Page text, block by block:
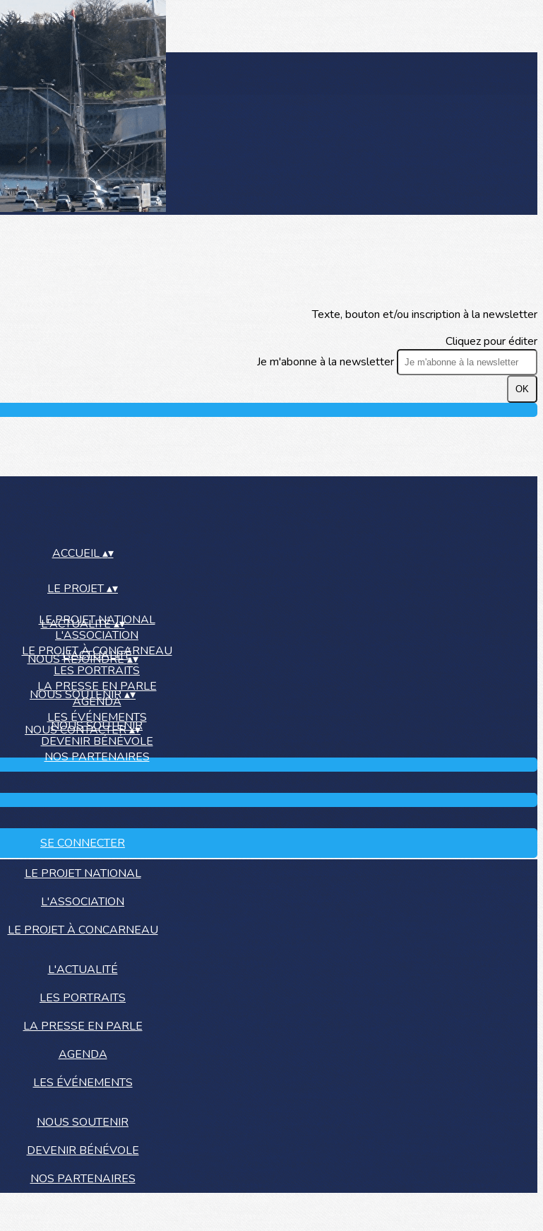
Texte, bouton et/ou inscription à la newsletter
Cliquez pour éditer
Je m'abonne à la newsletter
OK
ACCUEIL▴▾
LE PROJET▴▾
LE PROJET NATIONAL
L'ASSOCIATION
LE PROJET À CONCARNEAU
L'ACTUALITÉ▴▾
L'ACTUALITÉ
LES PORTRAITS
LA PRESSE EN PARLE
AGENDA
LES ÉVÉNEMENTS
NOUS REJOINDRE▴▾
NOUS SOUTENIR▴▾
NOUS SOUTENIR
DEVENIR BÉNÉVOLE
NOS PARTENAIRES
NOUS CONTACTER▴▾
SE CONNECTER
LE PROJET NATIONAL
L'ASSOCIATION
LE PROJET À CONCARNEAU
L'ACTUALITÉ
LES PORTRAITS
LA PRESSE EN PARLE
AGENDA
LES ÉVÉNEMENTS
NOUS SOUTENIR
DEVENIR BÉNÉVOLE
NOS PARTENAIRES